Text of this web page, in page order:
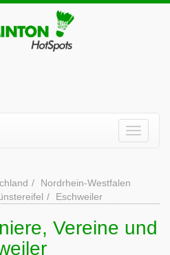
Nordrhein-Westfalen
Eschweiler
Vereine und